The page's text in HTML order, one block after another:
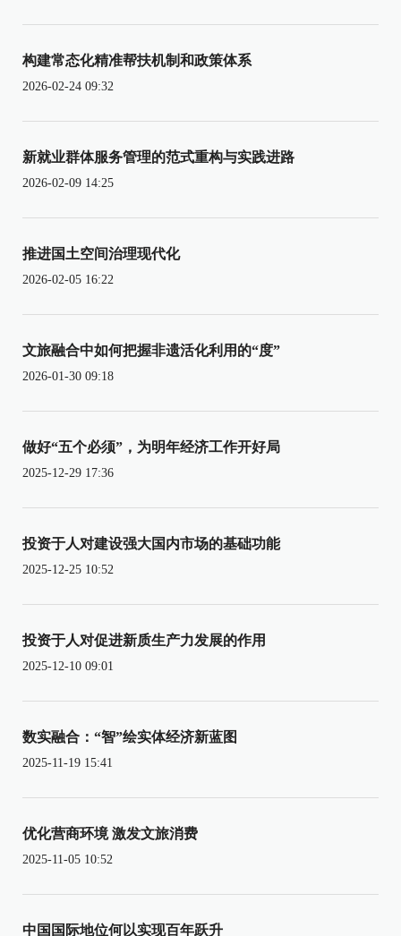
构建常态化精准帮扶机制和政策体系
2026-02-24 09:32
新就业群体服务管理的范式重构与实践进路
2026-02-09 14:25
推进国土空间治理现代化
2026-02-05 16:22
文旅融合中如何把握非遗活化利用的“度”
2026-01-30 09:18
做好“五个必须”，为明年经济工作开好局
2025-12-29 17:36
投资于人对建设强大国内市场的基础功能
2025-12-25 10:52
投资于人对促进新质生产力发展的作用
2025-12-10 09:01
数实融合：“智”绘实体经济新蓝图
2025-11-19 15:41
优化营商环境 激发文旅消费
2025-11-05 10:52
中国国际地位何以实现百年跃升